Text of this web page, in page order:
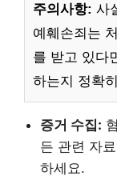
주의사항: 사
예훼손죄는
를 받고 있다
하는지 정확
증거 수집:
든 관련 자
하세요.